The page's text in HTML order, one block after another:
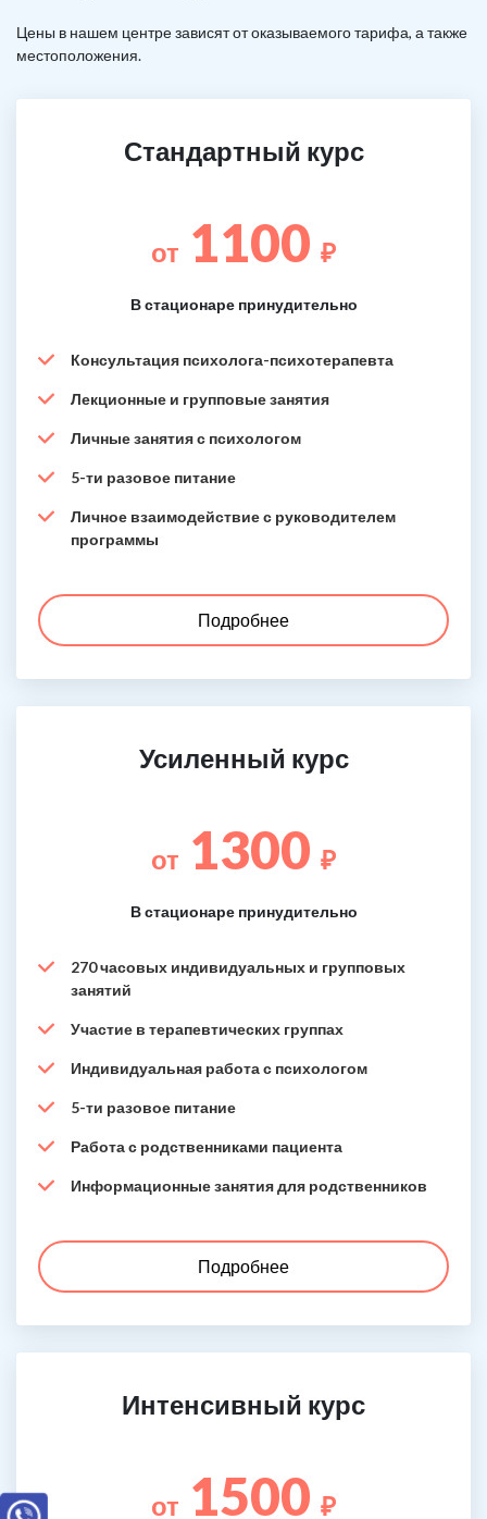
Цены в нашем центре зависят от оказываемого тарифа, а также
местоположения.
Стандартный курс
от 1100 ₽
В стационаре принудительно
Консультация психолога-психотерапевта
Лекционные и групповые занятия
Личные занятия с психологом
5-ти разовое питание
Личное взаимодействие с руководителем
программы
Подробнее
Усиленный курс
от 1300 ₽
В стационаре принудительно
270 часовых индивидуальных и групповых
занятий
Участие в терапевтических группах
Индивидуальная работа с психологом
5-ти разовое питание
Работа с родственниками пациента
Информационные занятия для родственников
Подробнее
Интенсивный курс
от 1500 ₽